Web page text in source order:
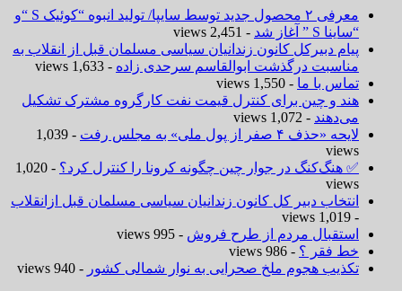
معرفی ۲ محصول جدید توسط سایپا/ تولید انبوه “کوئیک S “و
“ساینا S ” آغاز شد
- 2,451 views
پیام دبیرکل کانون زندانیان سیاسی مسلمان قبل از انقلاب به
مناسبت درگذشت ابوالقاسم سرحدی زاده - 1,633 views
تماس با ما - 1,550 views
هند و چین برای کنترل قیمت نفت کارگروه مشترک تشکیل
می‌دهند - 1,072 views
لایحه «حذف ۴ صفر از پول ملی» به مجلس رفت
- 1,039
views
✅ هنگ‌کنگ در جوار چین چگونه کرونا را کنترل کرد؟
- 1,020
views
انتخاب دبیر کل کانون زندانیان سیاسی مسلمان قبل ازانقلاب
- 1,019 views
استقبال مردم از طرح فروش - 995 views
خط فقر ؟ - 986 views
تکذیب هجوم ملخ صحرایی به نوار شمالی کشور - 940 views